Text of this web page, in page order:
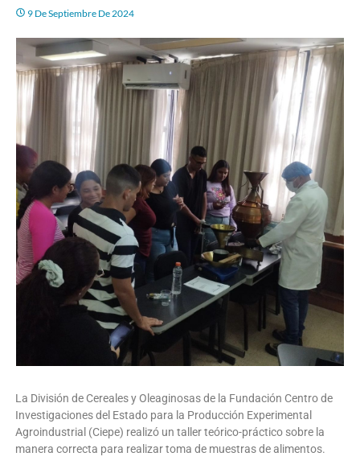
9 De Septiembre De 2024
La División de Cereales y Oleaginosas de la Fundación Centro de
Investigaciones del Estado para la Producción Experimental
Agroindustrial (Ciepe) realizó un taller teórico-práctico sobre la
manera correcta para realizar toma de muestras de alimentos.